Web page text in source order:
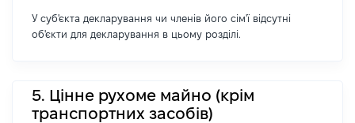
У суб'єкта декларування чи членів його сім'ї відсутні
об'єкти для декларування в цьому розділі.
5. Цінне рухоме майно (крім
транспортних засобів)